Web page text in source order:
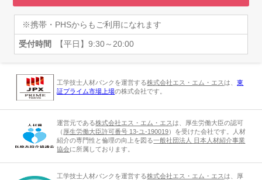
※携帯・PHSからもご利用になれます
受付時間 【平日】9:30～20:00
工学技士人材バンクを運営する株式会社エス・エム・エスは、東
証プライム市場上場の株式会社です。
運営元である株式会社エス・エム・エスは、厚生労働大臣の認可
（ 厚生労働大臣許可番号 13-ユ-190019）を受けた会社です。人材
紹介の専門性と倫理の向上を図る一般社団法人 日本人材紹介事業
協会に所属しております。
工学技士人材バンクを運営する株式会社エス・エム・エスは、厚